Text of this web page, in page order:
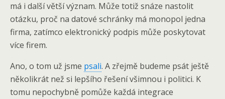
má i další větší význam. Může totiž snáze nastolit
otázku, proč na datové schránky má monopol jedna
firma, zatímco elektronický podpis může poskytovat
více firem.
Ano, o tom už jsme psali. A zřejmě budeme psát ještě
několikrát než si lepšího řešení všimnou i politici. K
tomu nepochybně pomůže každá integrace